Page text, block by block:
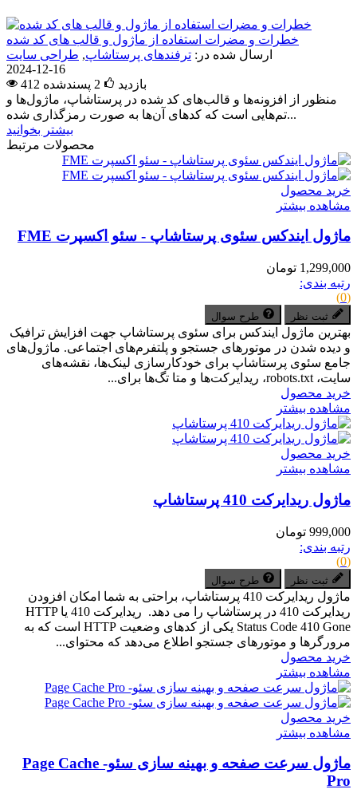
خطرات و مضرات استفاده از ماژول و قالب های کد شده
ارسال شده در: ترفندهای پرستاشاپ, طراحی سایت
2024-12-16
412 بازدید
2 پسندشده
منظور از افزونه‌ها و قالب‌های کد شده در پرستاشاپ، ماژول‌ها و
تم‌هایی است که کدهای آن‌ها به صورت رمزگذاری شده...
بیشتر بخوانید
محصولات مرتبط
خرید محصول
مشاهده بیشتر
ماژول ایندکس سئوی پرستاشاپ - سئو اکسپرت FME
1,299,000 تومان
رتبه بندی:
(0)
ثبت نظر طرح سوال
بهترین ماژول ایندکس برای سئوی پرستاشاپ جهت افزایش ترافیک
و دیده شدن در موتورهای جستجو و پلتفرم‌های اجتماعی. ماژول‌های
جامع سئوی پرستاشاپ برای خودکارسازی لینک‌ها، نقشه‌های
سایت، robots.txt، ریدایرکت‌ها و متا تگ‌ها برای...
خرید محصول
مشاهده بیشتر
خرید محصول
مشاهده بیشتر
ماژول ریدایرکت 410 پرستاشاپ
999,000 تومان
رتبه بندی:
(0)
ثبت نظر طرح سوال
ماژول ریدایرکت 410 پرستاشاپ، براحتی به شما امکان افزودن
ریدایرکت 410 در پرستاشاپ را می دهد. ریدایرکت 410 یا HTTP
Status Code 410 Gone یکی از کدهای وضعیت HTTP است که به
مرورگرها و موتورهای جستجو اطلاع می‌دهد که محتوای...
خرید محصول
مشاهده بیشتر
خرید محصول
مشاهده بیشتر
ماژول سرعت صفحه و بهینه سازی سئو- Page Cache
Pro